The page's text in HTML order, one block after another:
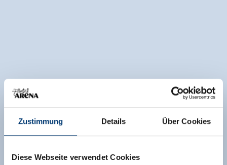
Zustimmung Details Über Cookies
Diese Webseite verwendet Cookies